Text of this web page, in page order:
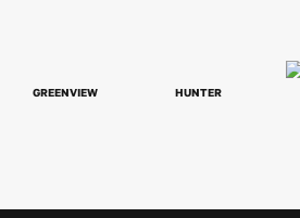
GREENVIEW
HUNTER